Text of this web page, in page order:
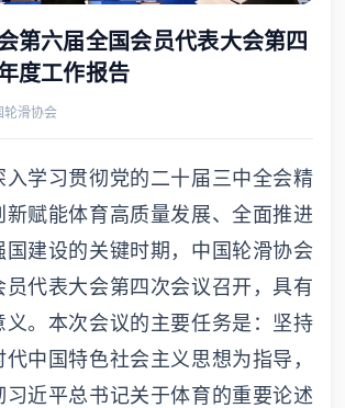
第六届全国会员代表大会第四
度工作报告
轮滑协会
入学习贯彻党的二十届三中全会精
新赋能体育高质量发展、全面推进
国建设的关键时期，中国轮滑协会
员代表大会第四次会议召开，具有
义。本次会议的主要任务是：坚持
中国特色社会主义思想为指导，
习近平总书记关于体育的重要论述